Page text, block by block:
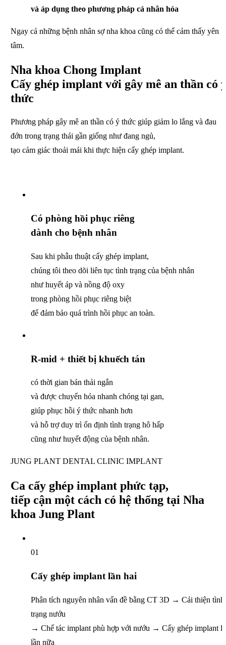
và áp dụng theo phương pháp cá nhân hóa
Ngay cả những bệnh nhân sợ nha khoa cũng có thể cảm thấy yên
tâm.
Nha khoa Chong Implant
Cấy ghép implantvới gây mê an thần có
thức
Phương pháp gây mê an thần có ý thức giúp giảm lo lắngvà đau
đớn trong trạng thái gần giống như đang ngủ,
tạo cảm giác thoải mái khi thực hiện cấy ghép implant.
Có phòng hồi phục riêng
dành cho bệnh nhân
Sau khi phẫu thuật cấy ghép implant,
chúng tôi theo dõi liên tục tình trạng của bệnh nhân
như huyết áp và nồng độ oxy
trong phòng hồi phục riêng biệt
để đảm bảo quá trình hồi phục an toàn.
R-mid + thiết bị khuếch tán
có thời gian bán thải ngắn
và được chuyển hóa nhanh chóng tại gan,
giúp phục hồi ý thức nhanh hơn
và hỗ trợ duy trì ổn định tình trạng hô hấp
cũng như huyết động của bệnh nhân.
JUNG PLANT DENTAL CLINIC IMPLANT
Ca cấy ghép implant phức tạp,
tiếp cận một cách có hệ thống tại Nha
khoa Jung Plant
01
Cấy ghép implant lần hai
Phân tích nguyên nhân vấn đề bằng CT 3D → Cải thiện tình
trạng nướu
→ Chế tác implant phù hợp với nướu → Cấy ghép implant
lần nữa